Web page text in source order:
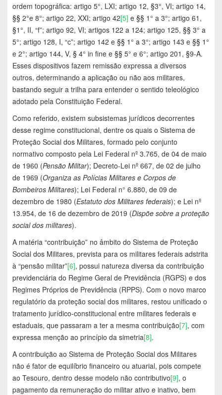
ordem topográfica: artigo 5°, LXI; artigo 12, §3°, VI; artigo 14,
§§ 2°e 8°; artigo 22, XXI; artigo 42[5] e §§ 1° a 3°; artigo 61,
§1°, II, “f”; artigo 92, VI; artigos 122 a 124; artigo 125, §§ 3° a
5°; artigo 128, I, “c”; artigo 142 e §§ 1° a 3°; artigo 143 e §§ 1°
e 2°; artigo 144, V, § 4° in fine e §§ 5° e 6°; artigo 201, §9-A.
Esses dispositivos fazem remissão expressa a diversos
outros, determinando a aplicação ou não aos militares,
bastando seguir a trilha para entender o sentido teleológico
adotado pela Constituição Federal.
Como referido, existem subsistemas jurídicos decorrentes
desse regime constitucional, dentre os quais o Sistema de
Proteção Social dos Militares, formado pelo conjunto
normativo composto pela Lei Federal nº 3.765, de 04 de maio
de 1960 (Pensão Militar); Decreto-Lei nº 667, de 02 de julho
de 1969 (Organiza as Polícias Militares e Corpos de
Bombeiros Militares); Lei Federal n° 6.880, de 09 de
dezembro de 1980 (Estatuto dos Militares federais); e Lei nº
13.954, de 16 de dezembro de 2019 (Dispõe sobre a proteção
social dos militares).
A matéria “contribuição” no âmbito do Sistema de Proteção
Social dos Militares, prevista para os militares federais adstrita
à “pensão militar”[6], possui natureza diversa da contribuição
previdenciária do Regime Geral de Previdência (RGPS) e dos
Regimes Próprios de Previdência (RPPS). Com o novo marco
regulatório da proteção social dos militares, restou unificado o
tratamento jurídico-constitucional entre militares federais e
estaduais, que passaram a ter a mesma contribuição[7], com
expressa menção ao princípio da simetria[8].
A contribuição ao Sistema de Proteção Social dos Militares
não é fator de equilíbrio financeiro ou atuarial, pois compete
ao Tesouro, dentro desse modelo não contributivo[9], o
pagamento da remuneração do militar ativo e inativo, bem